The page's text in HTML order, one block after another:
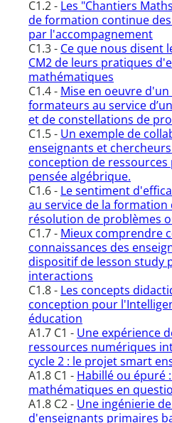
C1.2 - Les "Chantiers
de formation continue
par l'accompagnement
C1.3 - Ce que nous disent
CM2 de leurs pratiques
mathématiques
C1.4 - Mise en oeuvre
formateurs au service
et de constellations de
C1.5 - Un exemple de
enseignants et
conception de
pensée algébrique.
C1.6 - Le sentiment
au service de la formation
résolution de problèmes
C1.7 - Mieux comprendre
connaissances des
dispositif de lesson study
interactions
C1.8 - Les concepts
conception pour
éducation
A1.7 C1 - Une expérience
ressources numériques
cycle 2 : le projet smart
A1.8 C1 - Habillé ou épuré
mathématiques en
A1.8 C2 - Une ingénierie
d'enseignants primaires